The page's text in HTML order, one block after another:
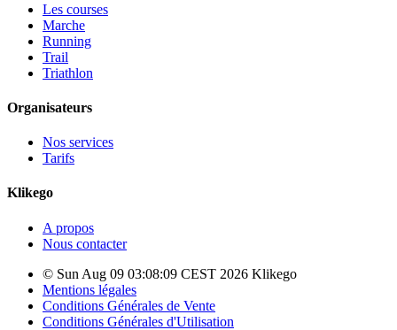
Les courses
Marche
Running
Trail
Triathlon
Organisateurs
Nos services
Tarifs
Klikego
A propos
Nous contacter
© Sun Aug 09 03:08:09 CEST 2026 Klikego
Mentions légales
Conditions Générales de Vente
Conditions Générales d'Utilisation